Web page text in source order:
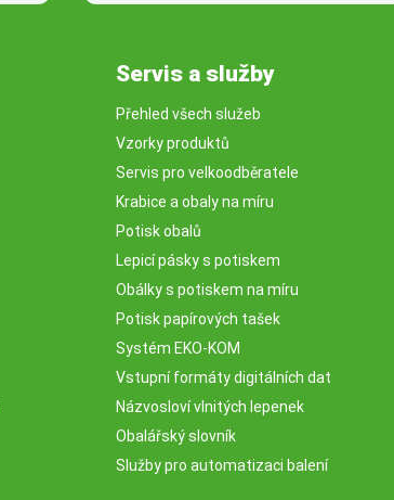
Servis a služby
Přehled všech služeb
Vzorky produktů
Servis pro velkoodběratele
Krabice a obaly na míru
Potisk obalů
Lepicí pásky s potiskem
Obálky s potiskem na míru
Potisk papírových tašek
Systém EKO-KOM
Vstupní formáty digitálních dat
Názvosloví vlnitých lepenek
Obalářský slovník
Služby pro automatizaci balení